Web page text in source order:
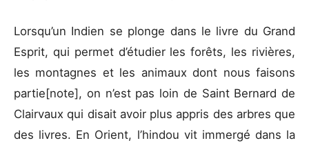
Lorsqu’un Indien se plonge dans le livre du Grand
Esprit, qui permet d’étudier les forêts, les rivières,
les montagnes et les animaux dont nous faisons
partie[note], on n’est pas loin de Saint Bernard de
Clairvaux qui disait avoir plus appris des arbres que
des livres. En Orient, l’hindou vit immergé dans la